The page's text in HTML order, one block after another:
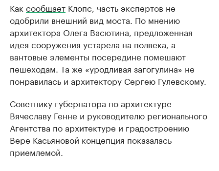
Как сообщает Клопс, часть экспертов не
одобрили внешний вид моста. По мнению
архитектора Олега Васютина, предложенная
идея сооружения устарела на полвека, а
вантовые элементы посередине помешают
пешеходам. Та же «уродливая загогулина» не
понравилась и архитектору Сергею Гулевскому.
Советнику губернатора по архитектуре
Вячеславу Генне и руководителю регионального
Агентства по архитектуре и градостроению
Вере Касьяновой концепция показалась
приемлемой.